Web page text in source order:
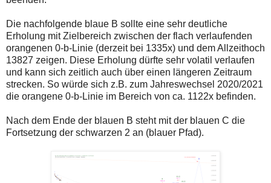
Kontaktaufnahme
Mail
robbys-
elliottwellen@online.de.
Bis
zur
Lösung
des
Problems
sind
Post
auch
auf
Plattform
online.de
Die nachfolgende blaue B sollte eine sehr deutliche
Erholung mit Zielbereich zwischen der flach verlaufenden
orangenen 0-b-Linie (derzeit bei 1335x) und dem Allzeithoch
13827 zeigen. Diese Erholung dürfte sehr volatil verlaufen
und kann sich zeitlich auch über einen längeren Zeitraum
strecken. So würde sich z.B. zum Jahreswechsel 2020/2021
die orangene 0-b-Linie im Bereich von ca. 1122x befinden.
Nach dem Ende der blauen B steht mit der blauen C die
Fortsetzung der schwarzen 2 an (blauer Pfad).